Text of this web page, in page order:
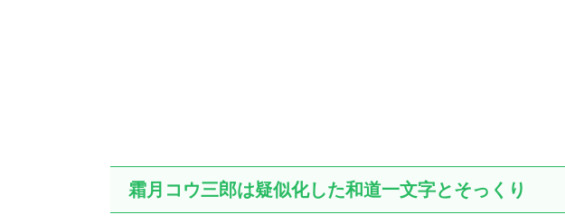
霜月コウ三郎は疑似化した和道一文字とそっくり